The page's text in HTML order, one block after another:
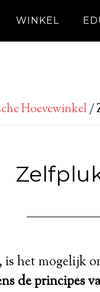
WINKEL
Hoevewinkel/
het mogelijk
de principes